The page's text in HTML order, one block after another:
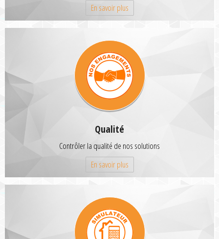
En savoir plus
Qualité
Contrôler la qualité de nos solutions
En savoir plus